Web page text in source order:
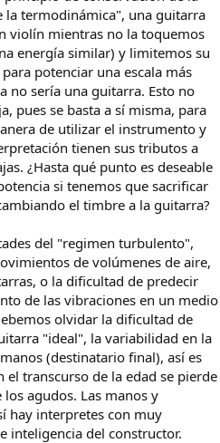
termodinámica", una guitarra
violín mientras no la toquemos
energía similar) y limitemos su
potenciar una escala más
no sería una guitarra. Esto no
pues se basta a sí misma, para
de utilizar el instrumento y
tienen sus tributos a
¿Hasta qué punto es deseable
si tenemos que sacrificar
el timbre a la guitarra?
del "regimen turbulento",
de volúmenes de aire,
o la dificultad de predecir
de las vibraciones en un medio
olvidar la dificultad de
"ideal", la variabilidad en la
(destinatario final), así es
transcurso de la edad se pierde
agudos. Las manos y
hay interpretes con muy
inteligencia del constructor.